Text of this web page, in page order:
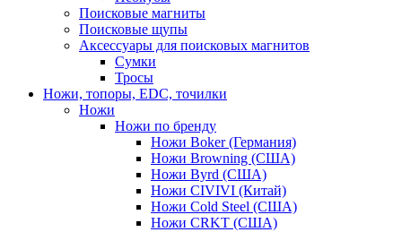
Поисковые магниты
Поисковые щупы
Аксессуары для поисковых магнитов
Сумки
Тросы
Ножи, топоры, EDC, точилки
Ножи
Ножи по бренду
Ножи Boker (Германия)
Ножи Browning (США)
Ножи Byrd (США)
Ножи CIVIVI (Китай)
Ножи Cold Steel (США)
Ножи CRKT (США)